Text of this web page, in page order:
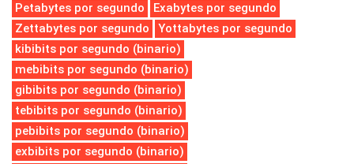
Petabytes por segundo
Exabytes por segundo
Zettabytes por segundo
Yottabytes por segundo
kibibits por segundo (binario)
mebibits por segundo (binario)
gibibits por segundo (binario)
tebibits por segundo (binario)
pebibits por segundo (binario)
exbibits por segundo (binario)